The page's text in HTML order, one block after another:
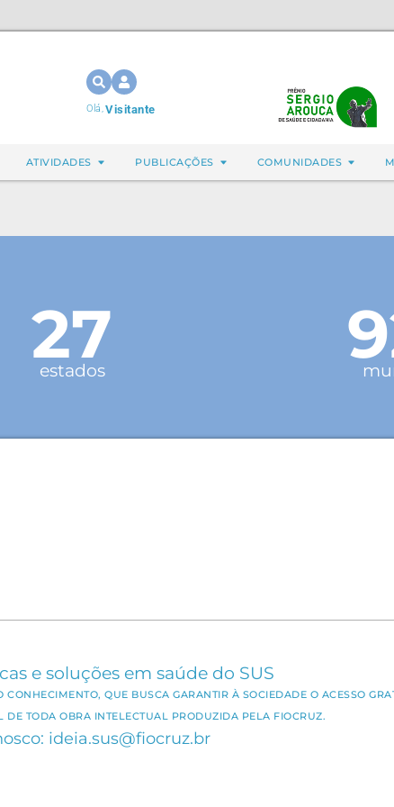
Olá,Visitante
ATIVIDADES PUBLICAÇÕES COMUNIDADES
27
estados
e soluções em saúde do SUS
QUE BUSCA GARANTIR À SOCIEDADE O ACESSO
DE TODA OBRA INTELECTUAL PRODUZIDA PELA FIOCRUZ.
ideia.sus@fiocruz.br